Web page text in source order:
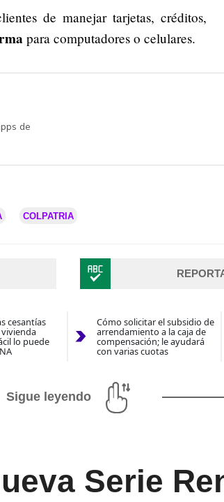
de manejar tarjetas, créditos,
para computadores o celulares.
de
COLPATRIA
cesantías
lo puede
Cómo solicitar el subsidio de
arrendamiento a la caja de
compensación; le ayudará
con varias cuotas
Sigue leyendo
Serie